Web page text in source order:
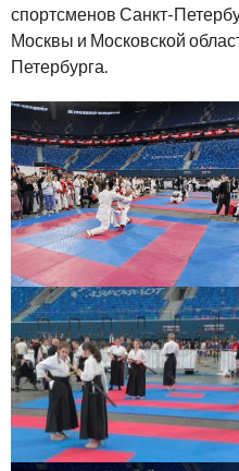
спортсменов Санкт-
Москвы и Московской
Петербурга.